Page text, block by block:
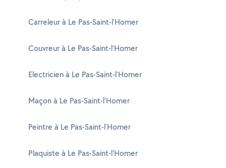
Carreleur à Le Pas-Saint-l'Homer
Couvreur à Le Pas-Saint-l'Homer
Electricien à Le Pas-Saint-l'Homer
Maçon à Le Pas-Saint-l'Homer
Peintre à Le Pas-Saint-l'Homer
Plaquiste à Le Pas-Saint-l'Homer